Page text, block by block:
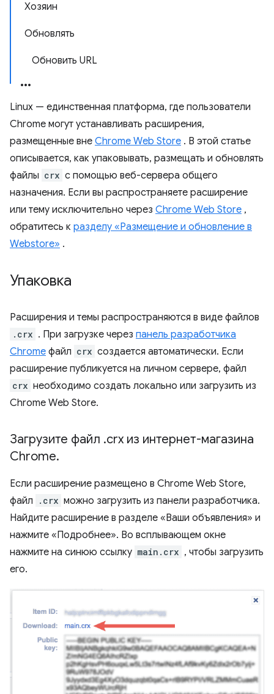
Хозяин
Обновлять
Обновить URL
Linux — единственная платформа, где пользователи
Chrome могут устанавливать расширения,
размещенные вне Chrome Web Store . В этой статье
описывается, как упаковывать, размещать и обновлять
файлы crx с помощью веб-сервера общего
назначения. Если вы распространяете расширение
или тему исключительно через Chrome Web Store ,
обратитесь к разделу «Размещение и обновление в
Webstore» .
Упаковка
Расширения и темы распространяются в виде файлов
.crx . При загрузке через панель разработчика
Chrome файл crx создается автоматически. Если
расширение публикуется на личном сервере, файл
crx необходимо создать локально или загрузить из
Chrome Web Store.
Загрузите файл .crx из интернет-магазина
Chrome.
Если расширение размещено в Chrome Web Store,
файл
.crx можно загрузить из панели разработчика.
Найдите расширение в разделе «Ваши объявления» и
нажмите «Подробнее». Во всплывающем окне
нажмите на синюю ссылку main.crx , чтобы загрузить
его.